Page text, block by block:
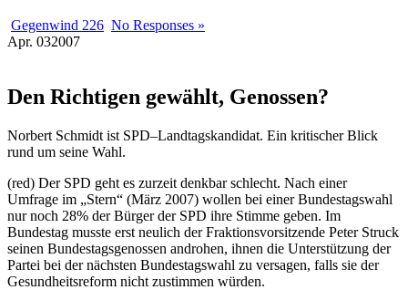
Gegenwind 226 No Responses »
Apr. 032007
Den Richtigen gewählt, Genossen?
Norbert Schmidt ist SPD–Landtagskandidat. Ein kritischer Blick
rund um seine Wahl.
(red) Der SPD geht es zurzeit denkbar schlecht. Nach einer
Umfrage im „Stern“ (März 2007) wollen bei einer Bundestagswahl
nur noch 28% der Bürger der SPD ihre Stimme geben. Im
Bundestag musste erst neulich der Fraktionsvorsitzende Peter Struck
seinen Bundestagsgenossen androhen, ihnen die Unterstützung der
Partei bei der nächsten Bundestagswahl zu versagen, falls sie der
Gesundheitsreform nicht zustimmen würden.